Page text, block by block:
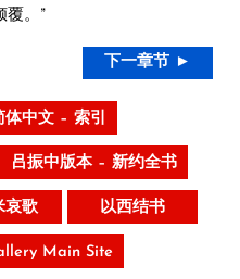
覆。”
下一章节 ►
中文 – 索引
吕振中版本 – 新约全书
哀歌 以西结书
Main Site